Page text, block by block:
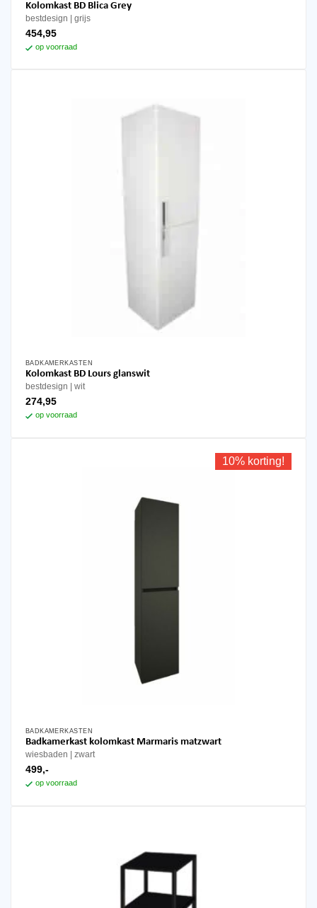
Kolomkast BD Blica Grey
bestdesign grijs
454,95
op voorraad
BADKAMERKASTEN
Kolomkast BD Lours glanswit
bestdesign wit
274,95
op voorraad
10% korting!
BADKAMERKASTEN
Badkamerkast kolomkast Marmaris matzwart
wiesbaden zwart
499,-
op voorraad